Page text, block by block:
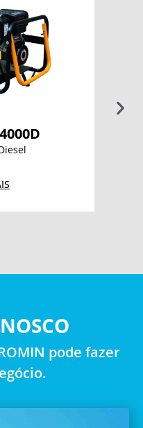
pode fazer